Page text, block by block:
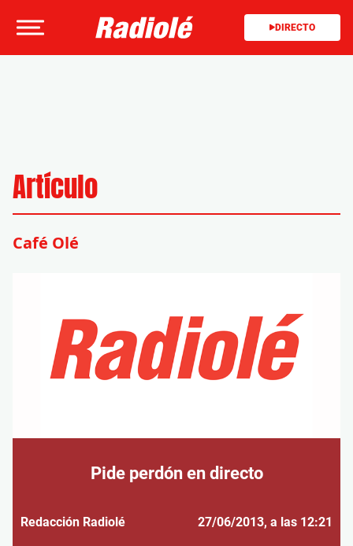
DIRECTO
Artículo
Café Olé
Pide perdón en directo
Redacción Radiolé 27/06/2013, a las 12:21